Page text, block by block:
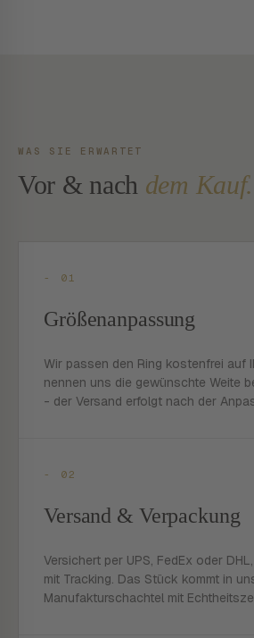
WAS SIE ERWARTET
Vor & nach dem Kauf.
- 01
Größenanpassung
Wir passen den Ring kostenfrei auf
nennen uns die gewünschte Weite
- der Versand erfolgt nach der
- 02
Versand & Verpackung
Versichert per UPS, FedEx oder
mit Tracking. Das Stück kommt in
Manufakturschachtel mit